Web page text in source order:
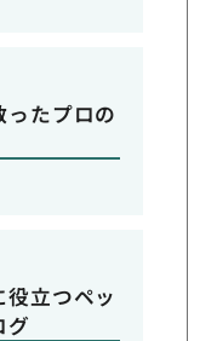
たプロの
立つペッ
グ